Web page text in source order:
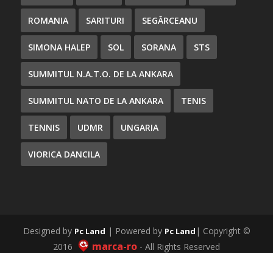
ROMANIA SARITURI SEGĂRCEANU
SIMONA HALEP SOL SORANA STS
SUMMITUL N.A.T.O. DE LA ANKARA
SUMMITUL NATO DE LA ANKARA TENIS
TENNIS UDMR UNGARIA
VIORICA DANCILA
Designed by Pc Land | Powered by Pc Land | Copyright ©
2016 marca-ro - All Rights Reserved